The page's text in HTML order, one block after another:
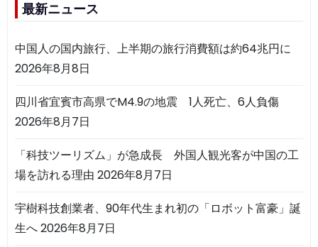
最新ニュース
中国人の国内旅行、上半期の旅行消費額は約64兆円に
2026年8月8日
四川省宜賓市高県でM4.9の地震 1人死亡、6人負傷
2026年8月7日
「科技ツーリズム」が急成長 外国人観光客が中国の工
場を訪れる理由 2026年8月7日
宇樹科技創業者、90年代生まれ初の「ロボット富豪」誕
生へ2026年8月7日